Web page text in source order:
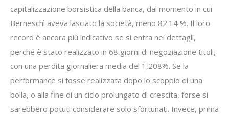
capitalizzazione borsistica della banca, dal momento in cui
Berneschì aveva lasciato la società, meno 82.14 %. Il loro
record è ancora più indicativo se si entra nei dettagli,
perché è stato realizzato in 68 giorni di negoziazione titoli,
con una perdita giornaliera media del 1,208%. Se la
performance si fosse realizzata dopo lo scoppio di una
bolla, o alla fine di un ciclo prolungato di crescita, forse si
sarebbero potuti considerare solo sfortunati. Invece, prima